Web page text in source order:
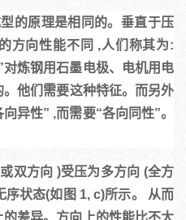
的原理是相同的。 垂直于压
方向性能不同 ,人们称其为:
对炼钢用石墨电极、电机用电
他们需要这种特征。而另外
异性” ,而需要“各向同性”。
双方向 )受压为多方向 (全方
序状态(如图 1, c)所示。 从而
差异。方向上的性能比不大